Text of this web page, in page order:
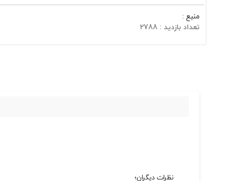
منبع :
تعداد بازدید : 2788
نظرات دیگران؛